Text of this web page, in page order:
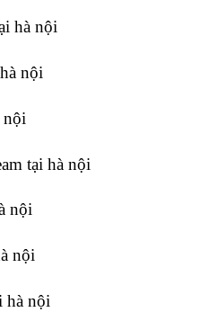
hà nội
nội
nội
tại hà nội
nội
nội
hà nội